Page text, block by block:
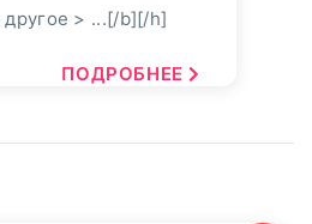
другое > ...[/b][/h]
ПОДРОБНЕЕ